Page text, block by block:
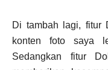
Di tambah lagi, fitur
konten foto saya
Sedangkan fitur